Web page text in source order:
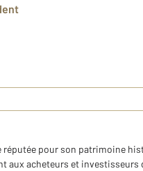
pour son patrimoine
acheteurs et